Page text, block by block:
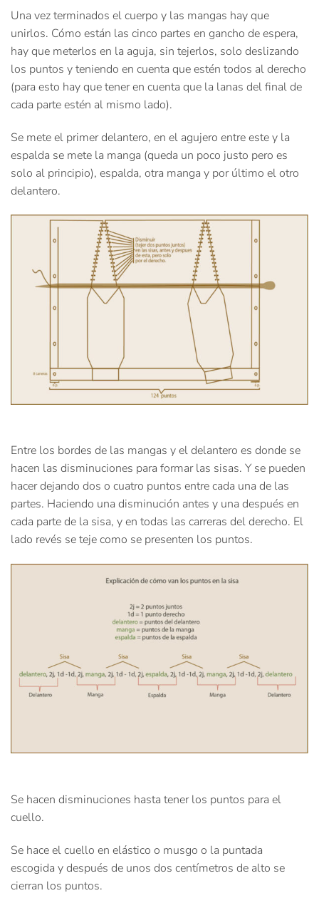
Una vez terminados el cuerpo y las mangas hay que
unirlos. Cómo están las cinco partes en gancho de espera,
hay que meterlos en la aguja, sin tejerlos, solo deslizando
los puntos y teniendo en cuenta que estén todos al derecho
(para esto hay que tener en cuenta que la lanas del final de
cada parte estén al mismo lado).
Se mete el primer delantero, en el agujero entre este y la
espalda se mete la manga (queda un poco justo pero es
solo al principio), espalda, otra manga y por último el otro
delantero.
Entre los bordes de las mangas y el delantero es donde se
hacen las disminuciones para formar las sisas. Y se pueden
hacer dejando dos o cuatro puntos entre cada una de las
partes. Haciendo una disminución antes y una después en
cada parte de la sisa, y en todas las carreras del derecho. El
lado revés se teje como se presenten los puntos.
Se hacen disminuciones hasta tener los puntos para el
cuello.
Se hace el cuello en elástico o musgo o la puntada
escogida y después de unos dos centímetros de alto se
cierran los puntos.